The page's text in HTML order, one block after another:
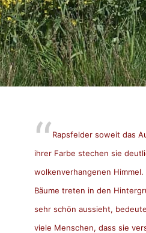
Rapsfelder soweit das
ihrer Farbe stechen sie
wolkenverhangenen
Bäume treten in den
sehr schön aussieht,
viele Menschen, dass sie